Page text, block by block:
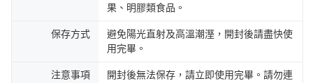
果、明膠類食品。
保存方式
避免陽光直射及高溫潮溼，開封後請盡快使
用完畢。
注意事項
開封後無法保存，請立即使用完畢。請勿連